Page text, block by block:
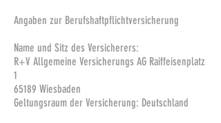
Angaben zur Berufshaftpflichtversicherung
Name und Sitz des Versicherers:
R+V Allgemeine Versicherungs AG Raiffeisenplatz
1
65189 Wiesbaden
Geltungsraum der Versicherung: Deutschland